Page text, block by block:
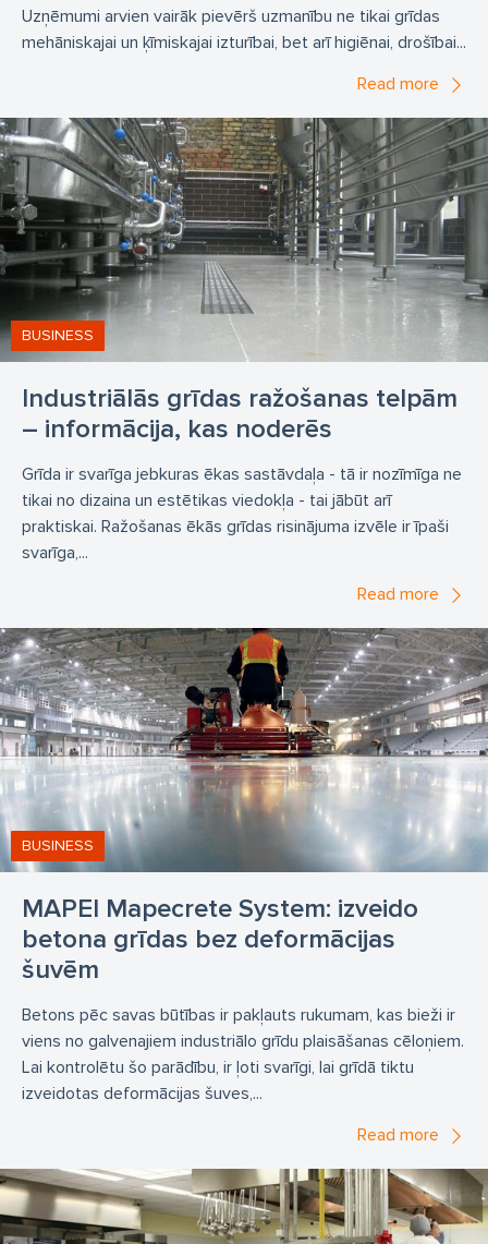
Uzņēmumi arvien vairāk pievērš uzmanību ne tikai grīdas
mehāniskajai un ķīmiskajai izturībai, bet arī higiēnai, drošībai...
Read more
Industriālās grīdas ražošanas telpām
– informācija, kas noderēs
BUSINESS
Grīda ir svarīga jebkuras ēkas sastāvdaļa - tā ir nozīmīga ne
tikai no dizaina un estētikas viedokļa - tai jābūt arī
praktiskai. Ražošanas ēkās grīdas risinājuma izvēle ir īpaši
svarīga,...
Read more
MAPEI Mapecrete System: izveido
betona grīdas bez deformācijas
šuvēm
BUSINESS
Betons pēc savas būtības ir pakļauts rukumam, kas bieži ir
viens no galvenajiem industriālo grīdu plaisāšanas cēloņiem.
Lai kontrolētu šo parādību, ir ļoti svarīgi, lai grīdā tiktu
izveidotas deformācijas šuves,...
Read more